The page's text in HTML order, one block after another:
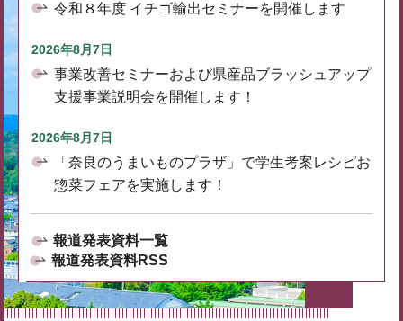
令和８年度 イチゴ輸出セミナーを開催します
2026年8月7日
事業改善セミナーおよび県産品ブラッシュアップ
支援事業説明会を開催します！
2026年8月7日
「奈良のうまいものプラザ」で学生考案レシピお
惣菜フェアを実施します！
報道発表資料一覧
報道発表資料RSS